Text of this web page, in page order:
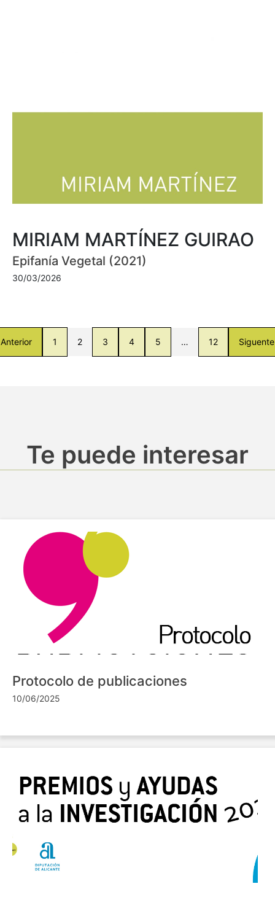
MIRIAM MARTÍNEZ GUIRAO
Epifanía Vegetal (2021)
30/03/2026
Anterior 1 2 3 4 5 … 12 Siguente
Te puede interesar
Protocolo de publicaciones
10/06/2025